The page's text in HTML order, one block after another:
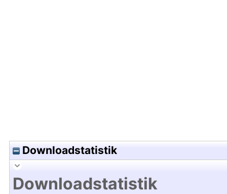
Downloadstatistik
Downloadstatistik